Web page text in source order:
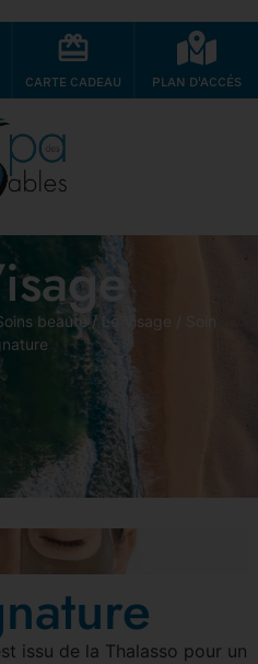
CARTE CADEAU PLAN D'ACCÉS
beauté / Le Visage / Soin
issu de la Thalasso pour un